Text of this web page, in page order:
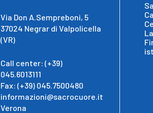
Via Don A.Sempreboni, 5
37024 Negrar di Valpolicella
(VR)
Call center: (+39)
045.6013111
Fax: (+39) 045.7500480
informazioni@sacrocuore.it
Verona